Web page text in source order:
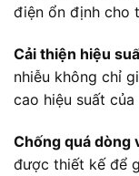
điện ổn định cho
Cải thiện hiệu
nhiễu không chỉ
cao hiệu suất
Chống quá dòng
được thiết kế để